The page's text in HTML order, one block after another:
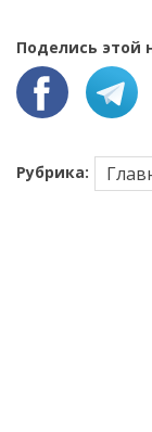
Поделись этой
Рубрика: